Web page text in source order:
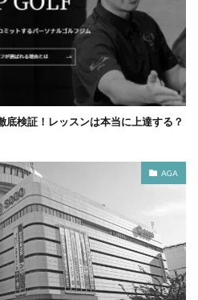
底検証！レッスンは本当に上達する？
AGA